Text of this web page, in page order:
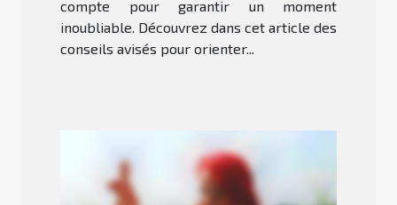
compte pour garantir un moment
inoubliable. Découvrez dans cet article des
conseils avisés pour orienter...